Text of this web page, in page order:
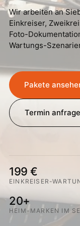
Wir arbeiten an
Einkreiser,
Foto-
Wartungs-
Pakete
Termin
199 €
EINKREISER-
20+
HEIM-MARKEN IM